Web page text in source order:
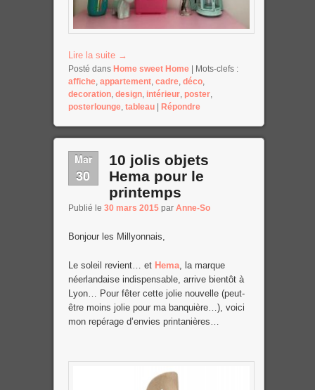
Lire la suite →
Posté dans Home sweet Home
Mots-clefs :
affiche, appartement, cadre, déco,
decoration, design, intérieur, poster,
posterlounge, tableau Répondre
Mar
30
10 jolis objets
Hema pour le
printemps
Publié le 30 mars 2015 par Anne-So
Bonjour les Millyonnais,
Le soleil revient… et Hema, la marque
néerlandaise indispensable, arrive bientôt à
Lyon… Pour fêter cette jolie nouvelle (peut-
être moins jolie pour ma banquière…), voici
mon repérage d’envies printanières…